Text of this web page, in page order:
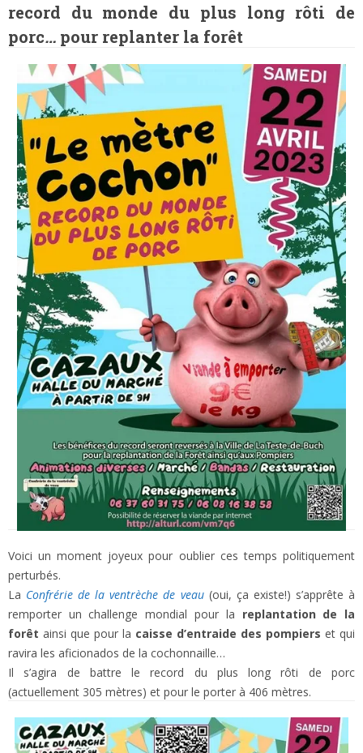
record du monde du plus long rôti de
porc… pour replanter la forêt
Voici un moment joyeux pour oublier ces temps politiquement
perturbés.
La Confrérie de la ventrèche de veau(oui, ça existe!) s’apprête à
remporter un challenge mondial pour la replantation de la
forêt ainsi que pour la caisse d’entraide des pompierset qui
ravira les aficionados de la cochonnaille…
Il s’agira de battre le record du plus long rôti de porc
(actuellement 305 mètres) et pour le porter à 406 mètres.